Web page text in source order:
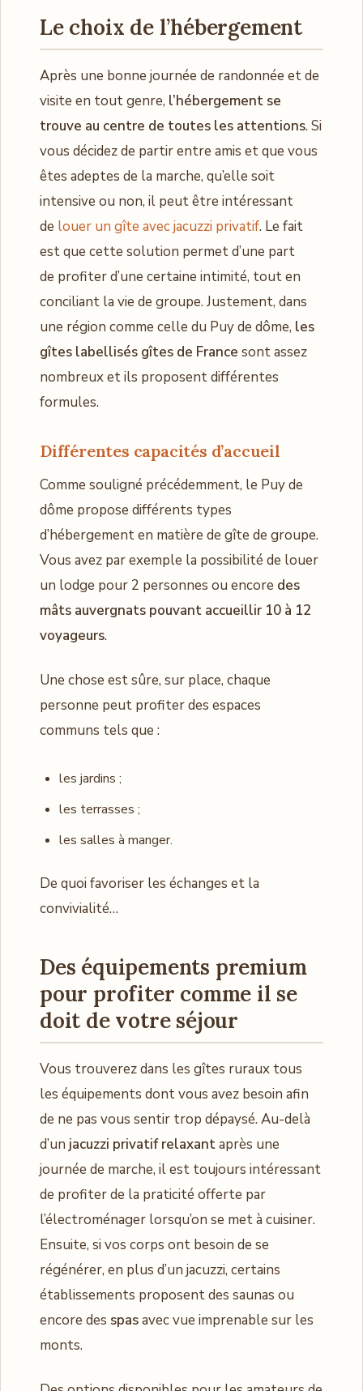
Le choix de l’hébergement
Après une bonne journée de randonnée et de
visite en tout genre, l’hébergement se
trouve au centre de toutes les attentions. Si
vous décidez de partir entre amis et que vous
êtes adeptes de la marche, qu’elle soit
intensive ou non, il peut être intéressant
de louer un gîte avec jacuzzi privatif. Le fait
est que cette solution permet d’une part
de profiter d’une certaine intimité, tout en
conciliant la vie de groupe. Justement, dans
une région comme celle du Puy de dôme, les
gîtes labellisés gîtes de France sont assez
nombreux et ils proposent différentes
formules.
Différentes capacités d’accueil
Comme souligné précédemment, le Puy de
dôme propose différents types
d’hébergement en matière de gîte de groupe.
Vous avez par exemple la possibilité de louer
un lodge pour 2 personnes ou encore des
mâts auvergnats pouvant accueillir 10 à 12
voyageurs.
Une chose est sûre, sur place, chaque
personne peut profiter des espaces
communs tels que :
les jardins ;
les terrasses ;
les salles à manger.
De quoi favoriser les échanges et la
convivialité…
Des équipements premium
pour profiter comme il se
doit de votre séjour
Vous trouverez dans les gîtes ruraux tous
les équipements dont vous avez besoin afin
de ne pas vous sentir trop dépaysé. Au-delà
d’un jacuzzi privatif relaxantaprès une
journée de marche, il est toujours intéressant
de profiter de la praticité offerte par
l’électroménager lorsqu’on se met à cuisiner.
Ensuite, si vos corps ont besoin de se
régénérer, en plus d’un jacuzzi, certains
établissements proposent des saunas ou
encore des spasavec vue imprenable sur les
monts.